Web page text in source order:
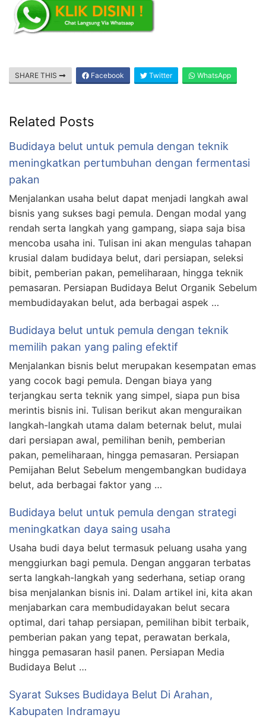
SHARE THIS Facebook Twitter WhatsApp
Related Posts
Budidaya belut untuk pemula dengan teknik
meningkatkan pertumbuhan dengan fermentasi
pakan
Menjalankan usaha belut dapat menjadi langkah awal
bisnis yang sukses bagi pemula. Dengan modal yang
rendah serta langkah yang gampang, siapa saja bisa
mencoba usaha ini. Tulisan ini akan mengulas tahapan
krusial dalam budidaya belut, dari persiapan, seleksi
bibit, pemberian pakan, pemeliharaan, hingga teknik
pemasaran. Persiapan Budidaya Belut Organik Sebelum
membudidayakan belut, ada berbagai aspek …
Budidaya belut untuk pemula dengan teknik
memilih pakan yang paling efektif
Menjalankan bisnis belut merupakan kesempatan emas
yang cocok bagi pemula. Dengan biaya yang
terjangkau serta teknik yang simpel, siapa pun bisa
merintis bisnis ini. Tulisan berikut akan menguraikan
langkah-langkah utama dalam beternak belut, mulai
dari persiapan awal, pemilihan benih, pemberian
pakan, pemeliharaan, hingga pemasaran. Persiapan
Pemijahan Belut Sebelum mengembangkan budidaya
belut, ada berbagai faktor yang …
Budidaya belut untuk pemula dengan strategi
meningkatkan daya saing usaha
Usaha budi daya belut termasuk peluang usaha yang
menggiurkan bagi pemula. Dengan anggaran terbatas
serta langkah-langkah yang sederhana, setiap orang
bisa menjalankan bisnis ini. Dalam artikel ini, kita akan
menjabarkan cara membudidayakan belut secara
optimal, dari tahap persiapan, pemilihan bibit terbaik,
pemberian pakan yang tepat, perawatan berkala,
hingga pemasaran hasil panen. Persiapan Media
Budidaya Belut …
Syarat Sukses Budidaya Belut Di Arahan,
Kabupaten Indramayu